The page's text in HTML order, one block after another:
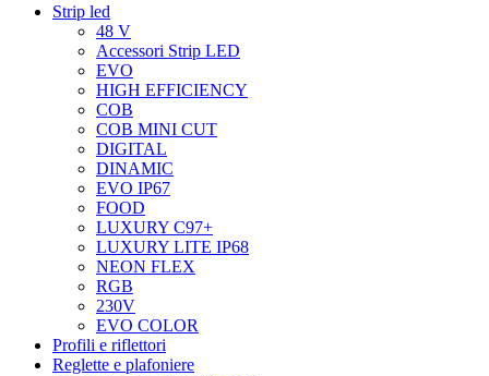
Strip led
48 V
Accessori Strip LED
EVO
HIGH EFFICIENCY
COB
COB MINI CUT
DIGITAL
DINAMIC
EVO IP67
FOOD
LUXURY C97+
LUXURY LITE IP68
NEON FLEX
RGB
230V
EVO COLOR
Profili e riflettori
Reglette e plafoniere